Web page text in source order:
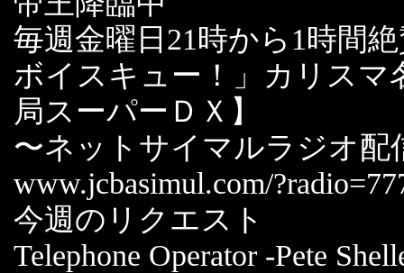
毎週金曜日21時から1時間
ボイスキュー！」カリスマ
局スーパーＤＸ】
〜ネットサイマルラジオ配
www.jcbasimul.com/
今週のリクエスト
Telephone Operator -Pete